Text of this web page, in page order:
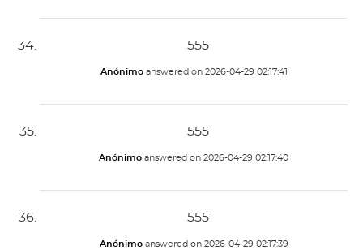
555
Anónimoanswered on 2026-04-29 02:17:41
555
Anónimo answered on 2026-04-29 02:17:40
555
Anónimoanswered on 2026-04-29 02:17:39